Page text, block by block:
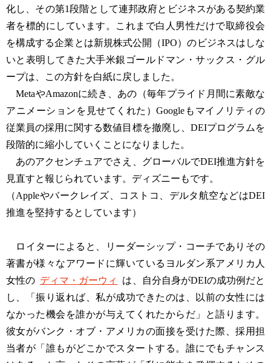
化し、その第1段階として連邦政府とビジネスがある契約業
者を標的にしています。これまで白人男性だけで取締役会
を構成する企業とは新規株式公開（IPO）のビジネスはしな
いと表明してきた大手米銀ゴールドマン・サックス・グル
ープは、この方針を白紙に戻しました。
MetaやAmazonに続き、あの（毎年プライド月間に素敵な
アニメーションを見せてくれた）Googleもマイノリティの
従業員の採用に関する数値目標を撤廃し、DEIプログラムを
段階的に縮小していくことになりました。
あのアクセンチュアでさえ、グローバルでDEI推進方針を
見直すと報じられています。ディズニーもです。
（Appleやバークレイズ、コストコ、デルタ航空などはDEI
推進を堅持するとしています）
ロイターによると、リーダーシップ・コーチでありその
著書が様々なアワードに輝いているヨルダン系アメリカ人
女性の ディマ・ガーウィ
は、自分自身がDEIの成功例だと
し、「振り返れば、私が成功できたのは、以前の女性には
なかった機会を誰かが与えてくれたからだ」と語ります。
彼女がバンク・オブ・アメリカの面接を受けた際、採用担
当者が「誰もがどこかでスタートする。誰にでもチャンス